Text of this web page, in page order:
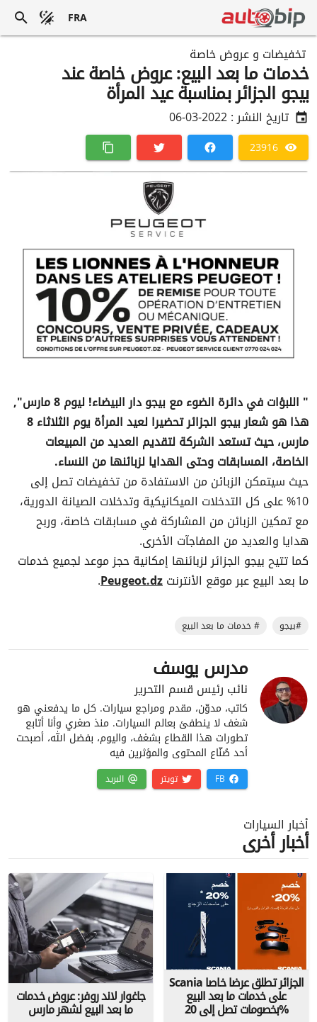
FRA
تخفيضات و عروض خاصة
خدمات ما بعد البيع: عروض خاصة عند
بيجو الجزائر بمناسبة عيد المرأة
تاريخ النشر :2022-03-06
23916
" اللبؤات في دائرة الضوء مع بيجو دار البيضاء! ليوم 8 مارس",
هذا هو شعار بيجو الجزائر تحضيرا لعيد المرأة يوم الثلاثاء 8
مارس، حيث تستعد الشركة لتقديم العديد من المبيعات
الخاصة، المسابقات وحتى الهدايا لزبائنها من النساء.
حيث سيتمكن الزبائن من الاستفادة من تخفيضات تصل إلى
10% على كل التدخلات الميكانيكية وتدخلات الصيانة الدورية،
مع تمكين الزبائن من المشاركة في مسابقات خاصة، وربح
هدايا والعديد من المفاجآت الأخرى.
كما تتيح بيجو الجزائر لزبائنها إمكانية حجز موعد لجميع خدمات
ما بعد البيع عبر موقع الأنترنتPeugeot.dz
.
#بيجو # خدمات ما بعد البيع
مدرس يوسف
نائب رئيس قسم التحرير
كاتب، مدوّن، مقدم ومراجع سيارات. كل ما يدفعني هو
شغف لا ينطفئ بعالم السيارات. منذ صغري وأنا أتابع
تطورات هذا القطاع بشغف، واليوم، بفضل الله، أصبحت
أحد صُنّاع المحتوى والمؤثرين فيه
FB تويتر البريد
أخبار السيارات
أخبار أخرى
Scania الجزائر تطلق عرضا خاصا
على خدمات ما بعد البيع
بخصومات تصل إلى 20%
جاغوار لاند روفر: عروض خدمات
ما بعد البيع لشهر مارس